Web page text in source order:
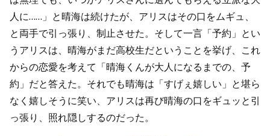
人に……」と晴海は続けたが、アリスはその口をムギュ、
と両手で引っ張り、制止させた。そして一言「予約」とい
うアリスは、晴海がまだ高校生だということを挙げ、これ
からの恋愛を考えて「晴海くんが大人になるまでの、予
約」だと答えた。それでも晴海は「すげぇ嬉しい」と堪ら
なく嬉しそうに笑い、アリスは再び晴海の口をギュッと引
っ張り、照れ隠しするのだった。